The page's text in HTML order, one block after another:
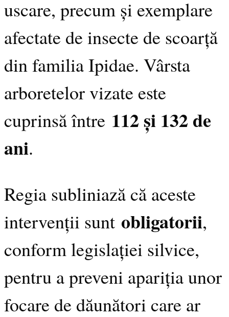
uscare, precum și exemplare
afectate de insecte de scoarță
din familia Ipidae. Vârsta
arboretelor vizate este
cuprinsă între 112 și 132 de
ani.
Regia subliniază că aceste
intervenții sunt obligatorii,
conform legislației silvice,
pentru a preveni apariția unor
focare de dăunători care ar